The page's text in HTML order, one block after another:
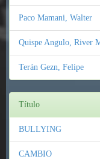
Paco Mamani, Walter
Quispe Angulo, River
Terán Gezn, Felipe
Título
BULLYING
CAMBIO